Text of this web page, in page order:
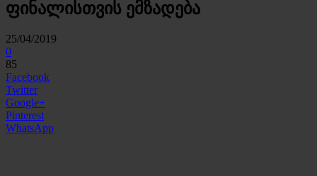
ფინალისთვის ემზადება
25/04/2019
0
85
Facebook
Twitter
Google+
Pinterest
WhatsApp